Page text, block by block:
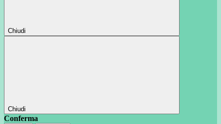
Chiudi
Chiudi
Conferma